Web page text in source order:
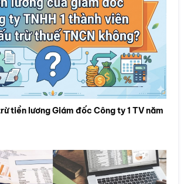
tiền lương Giám đốc Công ty 1 TV năm